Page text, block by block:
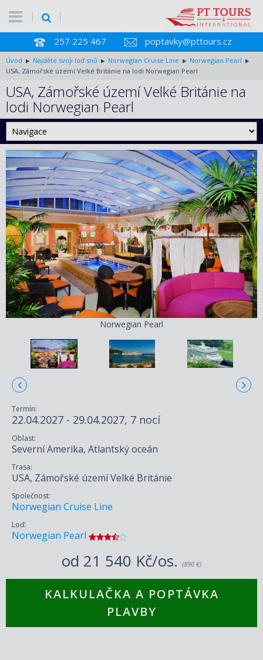
257 225 467 poptavky@pttours.cz
Úvod Najděte svoji loď snů Norwegian Cruise Line
Norwegian Pearl
USA, Zámořské území Velké Británie na lodi Norwegian Pearl
USA, Zámořské území Velké Británie na
lodi Norwegian Pearl
Norwegian Pearl
Termín:
22.04.2027 - 29.04.2027, 7 nocí
Oblast:
Severní Amerika, Atlantský oceán
Trasa:
USA, Zámořské území Velké Británie
Společnost:
Norwegian Cruise Line
Loď:
Norwegian Pearl
od 21 540 Kč/os. (890 €)
KALKULAČKA A POPTÁVKA
PLAVBY